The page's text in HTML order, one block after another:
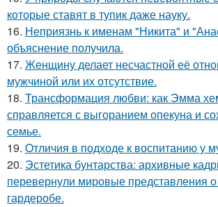
которые ставят в тупик даже науку.
16. Неприязнь к именам "Никита" и
объяснение получила.
17. Женщину делает несчастной её
мужчиной или их отсутствие.
18. Трансформация любви: как Эмма
справляется с выгоранием опекуна и
семье.
19. Oтличия в подходе к воспитанию у
20. Эстетика бунтарства: архивные
перевернули мировые представления
гардеробе.